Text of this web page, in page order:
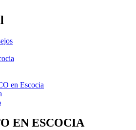
en Escocia
EN ESCOCIA